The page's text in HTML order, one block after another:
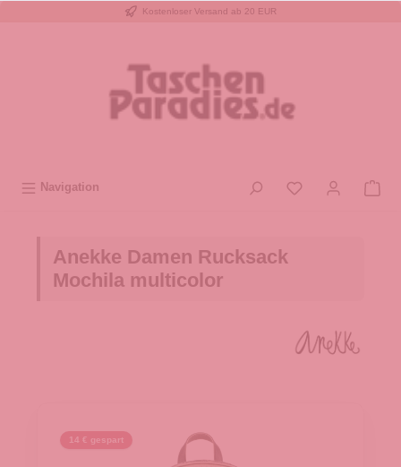
Kostenloser Versand ab 20 EUR
Navigation
Anekke Damen Rucksack
Mochila multicolor
14 € gespart